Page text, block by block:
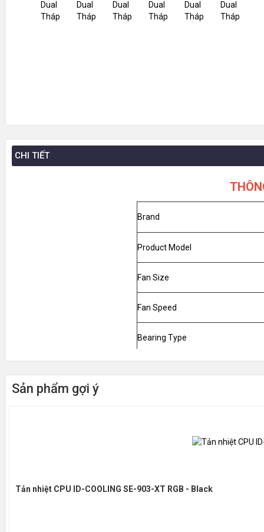
CHI TIẾT
Brand
Product Model
Fan Size
Fan Speed
Bearing Type
Sản phẩm gợi ý
Tản nhiệt CPU ID-COOLING SE-903-XT RGB - Black